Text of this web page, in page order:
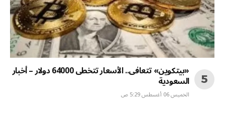
«بيتكوين» تتعافى.. الأسعار تتخطى 64000 دولار – أخبار
السعودية
الخميس 06 أغسطس 5:29 ص